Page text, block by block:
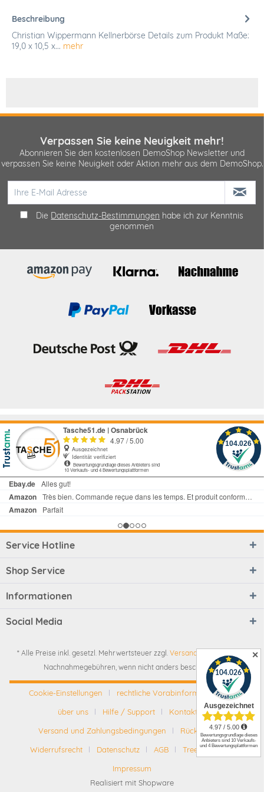
Beschreibung
Christian Wippermann Kellnerbörse Details zum Produkt Maße:
19,0 x 10,5 x... mehr
✕
Verpassen Sie keine Neuigkeit mehr!
Abonnieren Sie den kostenlosen DemoShop Newsletter und
verpassen Sie keine Neuigkeit oder Aktion mehr aus dem DemoShop.
Die Datenschutz-Bestimmungen habe ich zur Kenntnis
genommen
Service Hotline
Shop Service
Informationen
Social Media
* Alle Preise inkl. gesetzl. Mehrwertsteuer zzgl. Versandkosten
Nachnahmegebühren, wenn nicht anders beschrieben
Cookie-Einstellungen
rechtliche Vorabinformationen
über uns
Hilfe / Support
Kontakt
Versand und Zahlungsbedingungen
Rückgabe
Widerrufsrecht
Datenschutz AGB
Tree-Nation
Impressum
Realisiert mit Shopware